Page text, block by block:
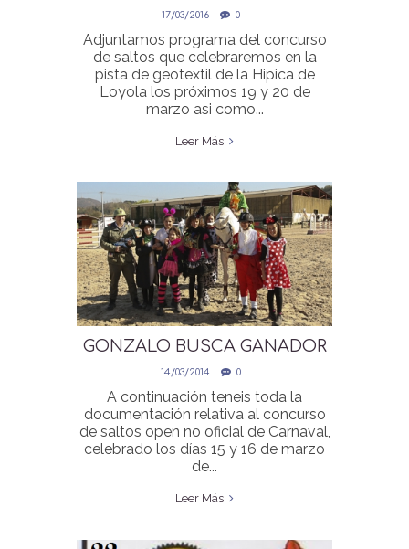
MARZO CONCURSO SALTOS
SAN JOSE
17/03/2016 0
Adjuntamos programa del concurso
de saltos que celebraremos en la
pista de geotextil de la Hipica de
Loyola los próximos 19 y 20 de
marzo asi como...
Leer Más
GONZALO BUSCA GANADOR
DEL GRAN PREMIO DE
CARNAVAL
14/03/2014 0
A continuación teneis toda la
documentación relativa al concurso
de saltos open no oficial de Carnaval,
celebrado los días 15 y 16 de marzo
de...
Leer Más